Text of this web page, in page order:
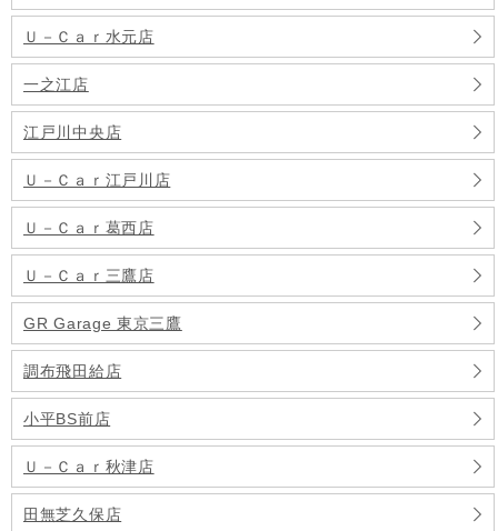
Ｕ－Ｃａｒ水元店
一之江店
江戸川中央店
Ｕ－Ｃａｒ江戸川店
Ｕ－Ｃａｒ葛西店
Ｕ－Ｃａｒ三鷹店
GR Garage 東京三鷹
調布飛田給店
小平BS前店
Ｕ－Ｃａｒ秋津店
田無芝久保店